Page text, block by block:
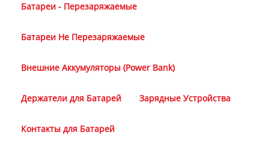
Батареи - Перезаряжаемые
Батареи Не Перезаряжаемые
Внешние Аккумуляторы (Power Bank)
Держатели для Батарей Зарядные Устройства
Контакты для Батарей